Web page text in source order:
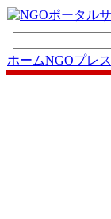
ホームNGOプレス